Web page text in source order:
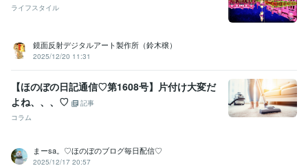
ライフスタイル
鏡面反射デジタルアート製作所（鈴木穣）
2025/12/20 11:31
【ほのぼの日記通信♡第1608号】片付け大変だ
よね、、、♡
記事
コラム
まーsa。♡ほのぼのブログ毎日配信♡
2025/12/17 20:57